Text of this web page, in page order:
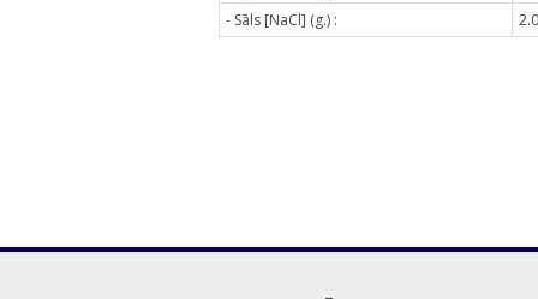
- Sāls [NaCl] (g.) :